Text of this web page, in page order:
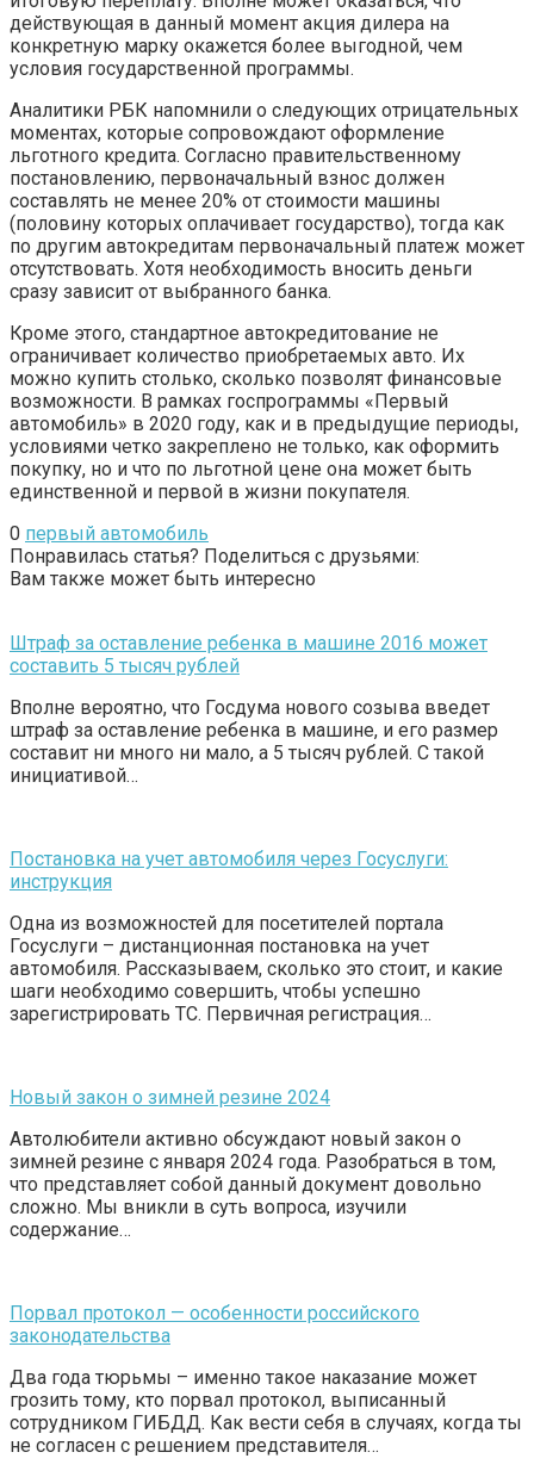
действующая в данный момент акция дилера на
конкретную марку окажется более выгодной, чем
условия государственной программы.
Аналитики РБК напомнили о следующих отрицательных
моментах, которые сопровождают оформление
льготного кредита. Согласно правительственному
постановлению, первоначальный взнос должен
составлять не менее 20% от стоимости машины
(половину которых оплачивает государство), тогда как
по другим автокредитам первоначальный платеж может
отсутствовать. Хотя необходимость вносить деньги
сразу зависит от выбранного банка.
Кроме этого, стандартное автокредитование не
ограничивает количество приобретаемых авто. Их
можно купить столько, сколько позволят финансовые
возможности. В рамках госпрограммы «Первый
автомобиль» в 2020 году, как и в предыдущие периоды,
условиями четко закреплено не только, как оформить
покупку, но и что по льготной цене она может быть
единственной и первой в жизни покупателя.
0 первый автомобиль
Понравилась статья? Поделиться с друзьями:
Вам также может быть интересно
Штраф за оставление ребенка в машине 2016 может
составить 5 тысяч рублей
Вполне вероятно, что Госдума нового созыва введет
штраф за оставление ребенка в машине, и его размер
составит ни много ни мало, а 5 тысяч рублей. С такой
инициативой…
Постановка на учет автомобиля через Госуслуги:
инструкция
Одна из возможностей для посетителей портала
Госуслуги – дистанционная постановка на учет
автомобиля. Рассказываем, сколько это стоит, и какие
шаги необходимо совершить, чтобы успешно
зарегистрировать ТС. Первичная регистрация…
Новый закон о зимней резине 2024
Автолюбители активно обсуждают новый закон о
зимней резине с января 2024 года. Разобраться в том,
что представляет собой данный документ довольно
сложно. Мы вникли в суть вопроса, изучили
содержание…
Порвал протокол — особенности российского
законодательства
Два года тюрьмы – именно такое наказание может
грозить тому, кто порвал протокол, выписанный
сотрудником ГИБДД. Как вести себя в случаях, когда ты
не согласен с решением представителя…